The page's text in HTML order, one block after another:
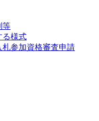
等
る様式
参加資格審査申請